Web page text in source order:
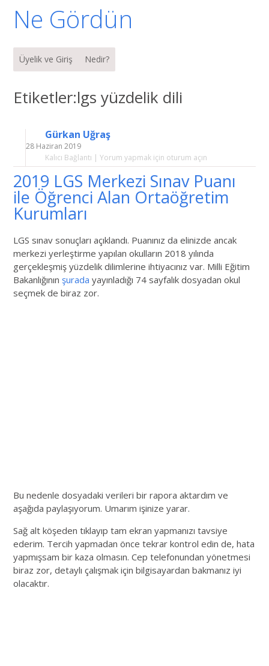
Ne Gördün
Menü
İçeriğe geç
Üyelik ve Giriş Nedir?
Etiketler:lgs yüzdelik dili
Gürkan Uğraş
28 Haziran 2019
Kalıcı Bağlantı |Yorum yapmak için oturum açın
2019 LGS Merkezi Sınav Puanı
ile Öğrenci Alan Ortaöğretim
Kurumları
LGS sınav sonuçları açıklandı. Puanınız da elinizde ancak
merkezi yerleştirme yapılan okulların 2018 yılında
gerçekleşmiş yüzdelik dilimlerine ihtiyacınız var. Milli Eğitim
Bakanlığınınşurada yayınladığı 74 sayfalık dosyadan okul
seçmek de biraz zor.
Bu nedenle dosyadaki verileri bir rapora aktardım ve
aşağıda paylaşıyorum. Umarım işinize yarar.
Sağ alt köşeden tıklayıp tam ekran yapmanızı tavsiye
ederim. Tercih yapmadan önce tekrar kontrol edin de, hata
yapmışsam bir kaza olmasın. Cep telefonundan yönetmesi
biraz zor, detaylı çalışmak için bilgisayardan bakmanız iyi
olacaktır.